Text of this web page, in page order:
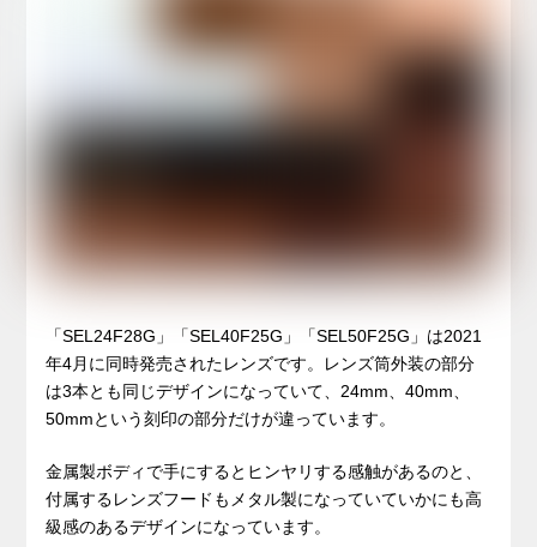
「SEL24F28G」「SEL40F25G」「SEL50F25G」は2021
年4月に同時発売されたレンズです。レンズ筒外装の部分
は3本とも同じデザインになっていて、24mm、40mm、
50mmという刻印の部分だけが違っています。
金属製ボディで手にするとヒンヤリする感触があるのと、
付属するレンズフードもメタル製になっていていかにも高
級感のあるデザインになっています。